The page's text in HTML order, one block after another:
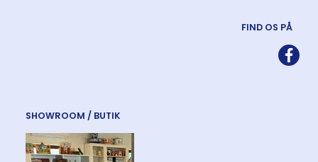
FIND OS PÅ
SHOWROOM / BUTIK